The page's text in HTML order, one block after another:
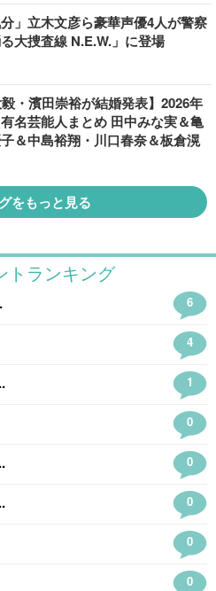
分」立木文彦ら豪華声優4人が警察
大捜査線 N.E.W.」に登場
毅・濱田崇裕が結婚発表】2026年
名芸能人まとめ 田中みな実＆亀
＆中島裕翔・川口春奈＆板倉滉
をもっと見る